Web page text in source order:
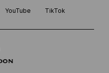
YouTube TikTok